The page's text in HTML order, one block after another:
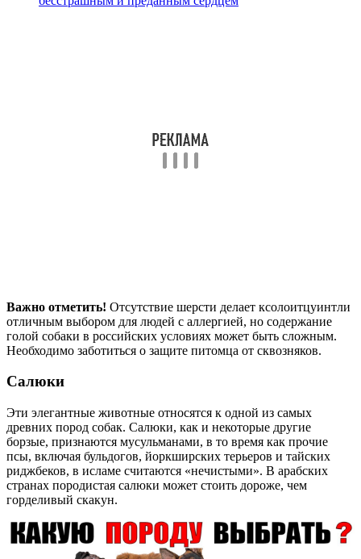
Важно отметить! Отсутствие шерсти делает ксолоитцуинтли
отличным выбором для людей с аллергией, но содержание
голой собаки в российских условиях может быть сложным.
Необходимо заботиться о защите питомца от сквозняков.
Салюки
Эти элегантные животные относятся к одной из самых
древних пород собак. Салюки, как и некоторые другие
борзые, признаются мусульманами, в то время как прочие
псы, включая бульдогов, йоркширских терьеров и тайских
риджбеков, в исламе считаются «нечистыми». В арабских
странах породистая салюки может стоить дороже, чем
горделивый скакун.